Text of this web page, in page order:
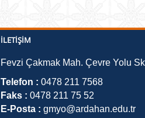
İLETIŞIM
Fevzi Çakmak Mah. Çevre Yolu
Telefon : 0478 211 7568
Faks : 0478 211 75 52
E-Posta : gmyo@ardahan.edu.tr